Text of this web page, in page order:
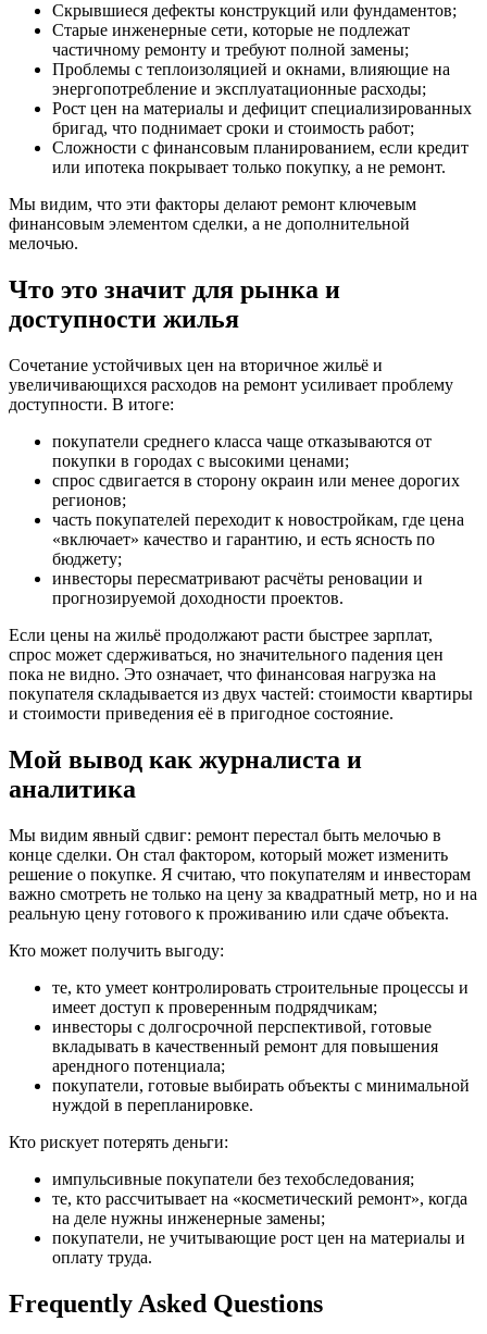
Скрывшиеся дефекты конструкций или фундаментов;
Старые инженерные сети, которые не подлежат
частичному ремонту и требуют полной замены;
Проблемы с теплоизоляцией и окнами, влияющие на
энергопотребление и эксплуатационные расходы;
Рост цен на материалы и дефицит специализированных
бригад, что поднимает сроки и стоимость работ;
Сложности с финансовым планированием, если кредит
или ипотека покрывает только покупку, а не ремонт.
Мы видим, что эти факторы делают ремонт ключевым
финансовым элементом сделки, а не дополнительной
мелочью.
Что это значит для рынка и
доступности жилья
Сочетание устойчивых цен на вторичное жильё и
увеличивающихся расходов на ремонт усиливает проблему
доступности. В итоге:
покупатели среднего класса чаще отказываются от
покупки в городах с высокими ценами;
спрос сдвигается в сторону окраин или менее дорогих
регионов;
часть покупателей переходит к новостройкам, где цена
«включает» качество и гарантию, и есть ясность по
бюджету;
инвесторы пересматривают расчёты реновации и
прогнозируемой доходности проектов.
Если цены на жильё продолжают расти быстрее зарплат,
спрос может сдерживаться, но значительного падения цен
пока не видно. Это означает, что финансовая нагрузка на
покупателя складывается из двух частей: стоимости квартиры
и стоимости приведения её в пригодное состояние.
Мой вывод как журналиста и
аналитика
Мы видим явный сдвиг: ремонт перестал быть мелочью в
конце сделки. Он стал фактором, который может изменить
решение о покупке. Я считаю, что покупателям и инвесторам
важно смотреть не только на цену за квадратный метр, но и на
реальную цену готового к проживанию или сдаче объекта.
Кто может получить выгоду:
те, кто умеет контролировать строительные процессы и
имеет доступ к проверенным подрядчикам;
инвесторы с долгосрочной перспективой, готовые
вкладывать в качественный ремонт для повышения
арендного потенциала;
покупатели, готовые выбирать объекты с минимальной
нуждой в перепланировке.
Кто рискует потерять деньги:
импульсивные покупатели без техобследования;
те, кто рассчитывает на «косметический ремонт», когда
на деле нужны инженерные замены;
покупатели, не учитывающие рост цен на материалы и
оплату труда.
Frequently Asked Questions